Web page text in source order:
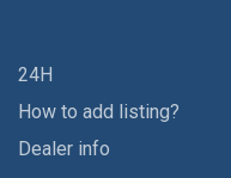
24H
How to add listing?
Dealer info